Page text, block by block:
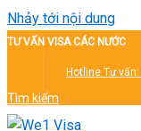
Nhảy tới nội dung
TƯVẤN VISA CÁC NƯỚC
Hotline Tư vấn:
Tìm kiếm